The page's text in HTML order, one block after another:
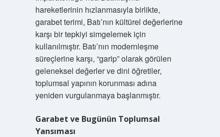
hareketlerinin hızlanmasıyla birlikte,
garabet terimi, Batı’nın kültürel değerlerine
karşı bir tepkiyi simgelemek için
kullanılmıştır. Batı’nın modernleşme
süreçlerine karşı, “garip” olarak görülen
geleneksel değerler ve dini öğretiler,
toplumsal yapının korunması adına
yeniden vurgulanmaya başlanmıştır.
Garabet ve Bugünün Toplumsal
Yansıması